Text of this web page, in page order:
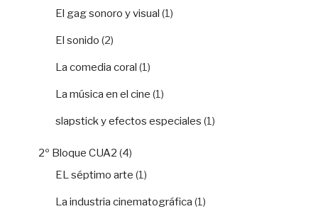
El gag sonoro y visual (1)
El sonido (2)
La comedia coral (1)
La música en el cine (1)
slapstick y efectos especiales (1)
2º Bloque CUA2 (4)
EL séptimo arte (1)
La industria cinematográfica (1)